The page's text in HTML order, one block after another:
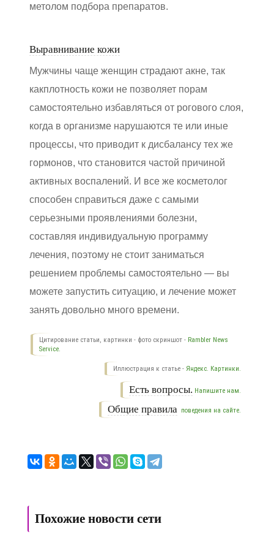
метолом подбора препаратов.
Выравнивание кожи
Мужчины чаще женщин страдают акне, так
какплотность кожи не позволяет порам
самостоятельно избавляться от рогового слоя,
когда в организме нарушаются те или иные
процессы, что приводит к дисбалансу тех же
гормонов, что становится частой причиной
активных воспалений. И все же косметолог
способен справиться даже с самыми
серьезными проявлениями болезни,
составляя индивидуальную программу
лечения, поэтому не стоит заниматься
решением проблемы самостоятельно — вы
можете запустить ситуацию, и лечение может
занять довольно много времени.
Цитирование статьи, картинки - фото скриншот - Rambler News
Service.
Иллюстрация к статье - Яндекс. Картинки.
Есть вопросы. Напишите нам.
Общие правила поведения на сайте.
Похожие новости сети